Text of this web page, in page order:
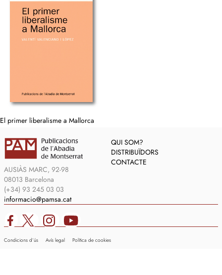
El primer liberalisme a Mallorca
AUSIÀS MARC, 92-98
08013 Barcelona
(+34) 93 245 03 03
informacio@pamsa.cat
QUI SOM?
DISTRIBUÏDORS
CONTACTE
Condicions d’ús Avís legal Política de cookies